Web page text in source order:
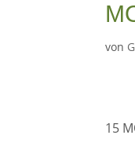
von
15